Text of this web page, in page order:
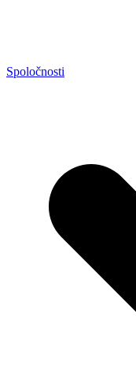
Spoločnosti